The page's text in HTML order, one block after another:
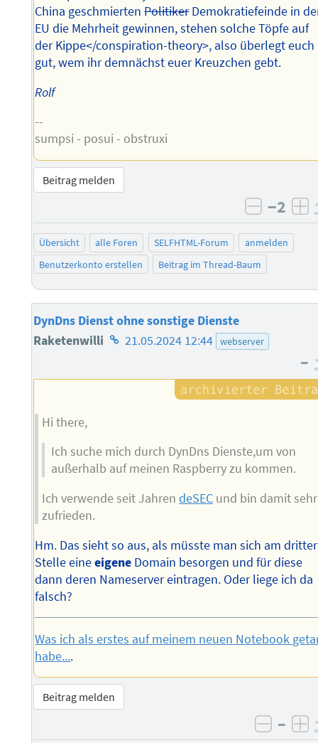
China geschmiertenPolitikerDemokratiefeinde in
EU die Mehrheit gewinnen, stehen solche Töpfe auf
der Kippe</conspiration-theory>, also überlegt euch
gut, wem ihr demnächst euer Kreuzchen gebt.
Rolf
--
sumpsi - posui - obstruxi
Beitrag melden
negativ
−2
Übersicht alle Foren SELFHTML-Forum
anmelden
Benutzerkonto erstellen
Beitrag im Thread-Baum
DynDns Dienst ohne sonstige Dienste
Raketenwilli Homepage
Autors
21.05.2024 12:44 webserver
–
Hi there,
Ich suche mich durch DynDns Dienste,um von
außerhalb auf meinen Raspberry zu kommen.
Ich verwende seit JahrendeSEC und bin damit sehr
zufrieden.
Hm. Das sieht so aus, als müsste man sich am dritter
Stelle eineeigene Domain besorgen und für diese
dann deren Nameserver eintragen. Oder liege ich da
falsch?
Was ich als erstes auf meinem neuen Notebook
habe....
Beitrag melden
–